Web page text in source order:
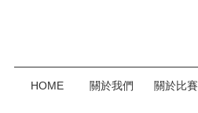
HOME 關於我們 關於比賽